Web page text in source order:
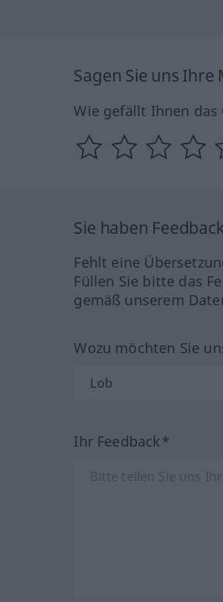
Sagen Sie uns Ihre
Wie gefällt Ihnen
Sie haben
Fehlt eine
Füllen Sie bitte das
gemäß unserem
Wozu möchten Sie
Ihr Feedback*